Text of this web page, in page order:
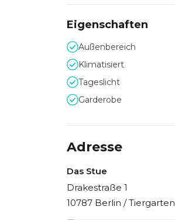
Eigenschaften
Außenbereich
Klimatisiert
Tageslicht
Garderobe
Adresse
Das Stue
Drakestraße 1
10787 Berlin / Tiergarten